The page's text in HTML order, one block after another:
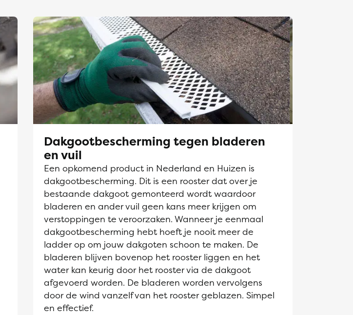
Dakgootbescherming tegen bladeren
en vuil
Een opkomend product in Nederland en Huizen is
dakgootbescherming. Dit is een rooster dat over je
bestaande dakgoot gemonteerd wordt waardoor
bladeren en ander vuil geen kans meer krijgen om
verstoppingen te veroorzaken. Wanneer je eenmaal
dakgootbescherming hebt hoeft je nooit meer de
ladder op om jouw dakgoten schoon te maken. De
bladeren blijven bovenop het rooster liggen en het
water kan keurig door het rooster via de dakgoot
afgevoerd worden. De bladeren worden vervolgens
door de wind vanzelf van het rooster geblazen. Simpel
en effectief.